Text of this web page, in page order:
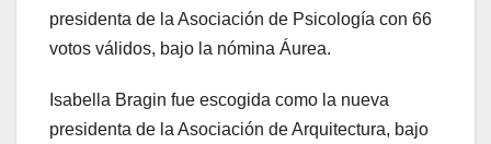
presidenta de la Asociación de Psicología con 66
votos válidos, bajo la nómina Áurea.
Isabella Bragin fue escogida como la nueva
presidenta de la Asociación de Arquitectura, bajo